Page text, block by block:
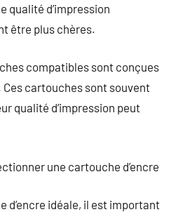
qualité d’impression
être plus chères.
compatibles sont conçues
cartouches sont souvent
qualité d’impression peut
une cartouche d’encre
d’encre idéale, il est important